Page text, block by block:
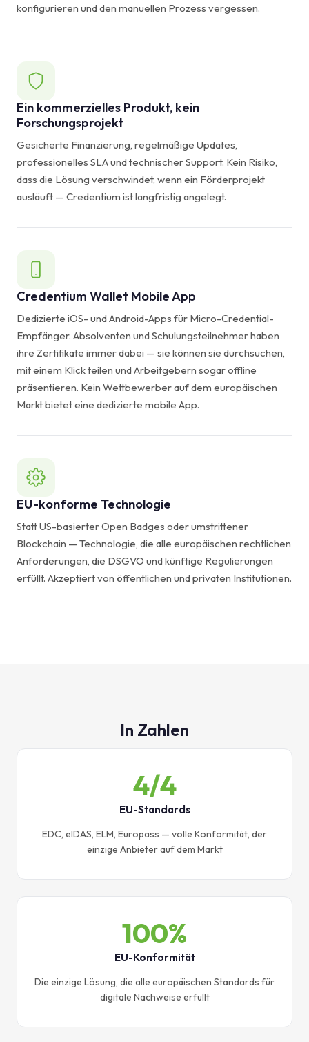
konfigurieren und den manuellen Prozess vergessen.
Ein kommerzielles Produkt, kein
Forschungsprojekt
Gesicherte Finanzierung, regelmäßige Updates,
professionelles SLA und technischer Support. Kein Risiko,
dass die Lösung verschwindet, wenn ein Förderprojekt
ausläuft — Credentium ist langfristig angelegt.
Credentium Wallet Mobile App
Dedizierte iOS- und Android-Apps für Micro-Credential-
Empfänger. Absolventen und Schulungsteilnehmer haben
ihre Zertifikate immer dabei — sie können sie durchsuchen,
mit einem Klick teilen und Arbeitgebern sogar offline
präsentieren. Kein Wettbewerber auf dem europäischen
Markt bietet eine dedizierte mobile App.
EU-konforme Technologie
Statt US-basierter Open Badges oder umstrittener
Blockchain — Technologie, die alle europäischen rechtlichen
Anforderungen, die DSGVO und künftige Regulierungen
erfüllt. Akzeptiert von öffentlichen und privaten Institutionen.
In Zahlen
4/4
EU-Standards
EDC, eIDAS, ELM, Europass — volle Konformität, der
einzige Anbieter auf dem Markt
100%
EU-Konformität
Die einzige Lösung, die alle europäischen Standards für
digitale Nachweise erfüllt